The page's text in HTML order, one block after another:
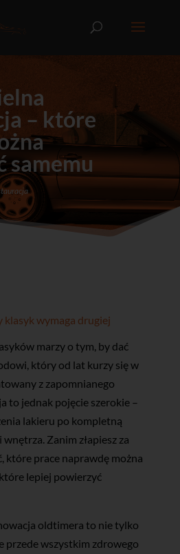
– które
samemu
wymaga drugiej
marzy o tym, by dać
który od lat kurzy się w
z zapomnianego
to jednak pojęcie szerokie –
lakieru po kompletną
Zanim złapiesz za
które prace naprawdę można
lepiej powierzyć
oldtimera to nie tylko
przede wszystkim zdrowego